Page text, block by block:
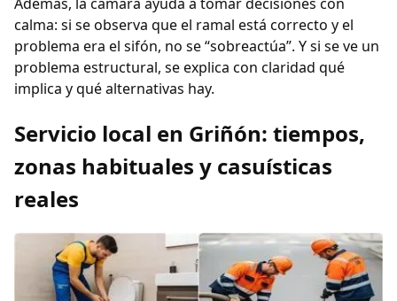
calma: si se observa que el ramal está correcto y el
problema era el sifón, no se “sobreactúa”. Y si se ve un
problema estructural, se explica con claridad qué
implica y qué alternativas hay.
Servicio local en Griñón: tiempos,
zonas habituales y casuísticas
reales